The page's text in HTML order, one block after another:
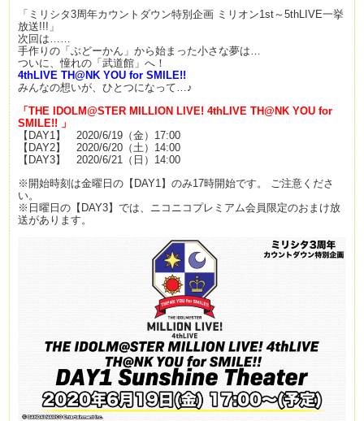
「ミリシタ3周年カウントダウン特別企画 ミリオン1st～5thLIVE一挙
放送!!!」
次回は……
手作りの「ぶどーかん」から始まった小さな夢は…
ついに、憧れの「武道館」へ！
4thLIVE TH@NK YOU for SMILE!!
みんなの想いが、ひとつになって…♪
「 THE IDOLM@STER MILLION LIVE! 4thLIVE TH@NK YOU for
SMILE!! 」
【DAY1】 2020/6/19（金）17:00
【DAY2】 2020/6/20（土）14:00
【DAY3】 2020/6/21（日）14:00
※開始時刻は金曜日の【DAY1】のみ17時開始です。 ご注意くださ
い。
※日曜日の【DAY3】では、ニコニコプレミアム会員限定のおまけ放
送があります。